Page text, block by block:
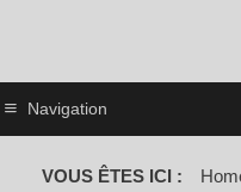
Navigation
VOUS ÊTES ICI :